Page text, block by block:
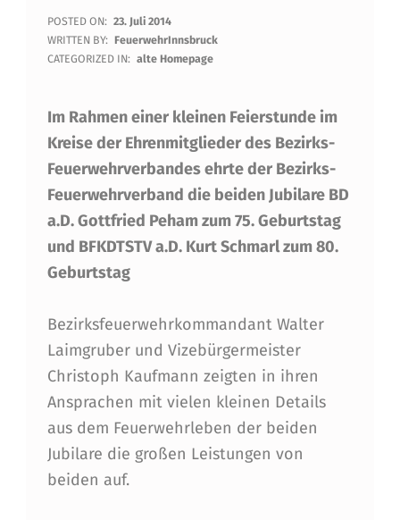
F
E
E
R
S
T
U
N
D
E
D
E
S
B
POSTED ON: 23. Juli 2014
WRITTEN BY: FeuerwehrInnsbruck
CATEGORIZED IN: alte Homepage
Im Rahmen einer kleinen Feierstunde im
Kreise der Ehrenmitglieder des Bezirks-
Feuerwehrverbandes ehrte der Bezirks-
Feuerwehrverband die beiden Jubilare BD
a.D. Gottfried Peham zum 75. Geburtstag
und BFKDTSTV a.D. Kurt Schmarl zum 80.
Geburtstag
Bezirksfeuerwehrkommandant Walter
Laimgruber und Vizebürgermeister
Christoph Kaufmann zeigten in ihren
Ansprachen mit vielen kleinen Details
aus dem Feuerwehrleben der beiden
Jubilare die großen Leistungen von
beiden auf.